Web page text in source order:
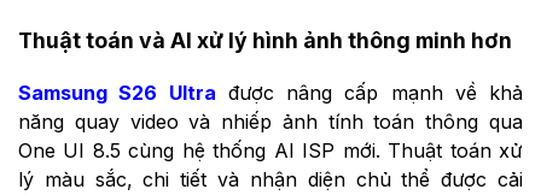
Thuật toán và AI xử lý hình ảnh thông minh hơn
Samsung S26 Ultra được nâng cấp mạnh về khả
năng quay video và nhiếp ảnh tính toán thông qua
One UI 8.5 cùng hệ thống AI ISP mới. Thuật toán xử
lý màu sắc, chi tiết và nhận diện chủ thể được cải